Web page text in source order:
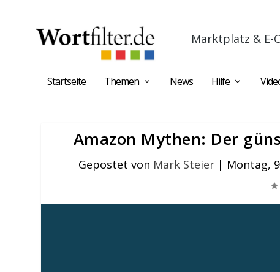
Marktplatz & E-
Startseite Themen News Hilfe
Amazon Mythen: Der
Gepostet von Mark Steier| Montag,